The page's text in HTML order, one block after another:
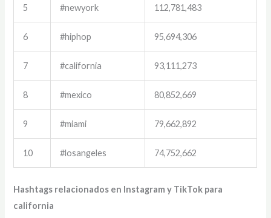
5 #newyork 112,781,483
6 #hiphop 95,694,306
7 #california 93,111,273
8 #mexico 80,852,669
9 #miami 79,662,892
10 #losangeles 74,752,662
Hashtags relacionados en Instagram y TikTok para
california